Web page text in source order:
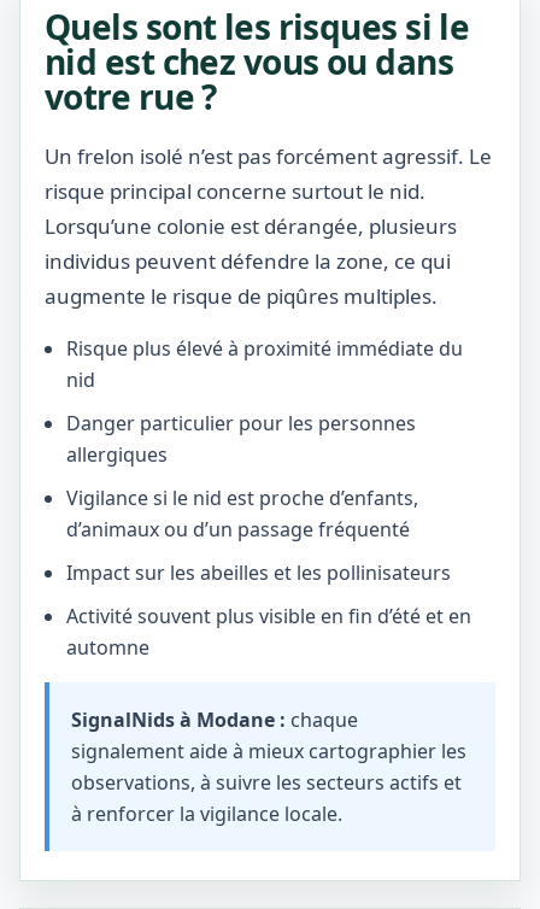
Quels sont les risques si le
nid est chez vous ou dans
votre rue ?
Un frelon isolé n’est pas forcément agressif. Le
risque principal concerne surtout le nid.
Lorsqu’une colonie est dérangée, plusieurs
individus peuvent défendre la zone, ce qui
augmente le risque de piqûres multiples.
Risque plus élevé à proximité immédiate du
nid
Danger particulier pour les personnes
allergiques
Vigilance si le nid est proche d’enfants,
d’animaux ou d’un passage fréquenté
Impact sur les abeilles et les pollinisateurs
Activité souvent plus visible en fin d’été et en
automne
SignalNids à Modane : chaque
signalement aide à mieux cartographier les
observations, à suivre les secteurs actifs et
à renforcer la vigilance locale.